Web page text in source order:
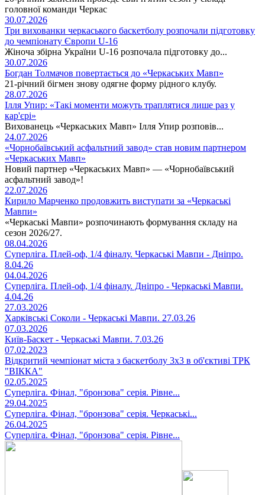
головної команди Черкас
30.07.2026
Три вихованки черкаського баскетболу розпочали підготовку
до чемпіонату Європи U-16
Жіноча збірна України U-16 розпочала підготовку до...
30.07.2026
Богдан Толмачов повертається до «Черкаських Мавп»
21-річний бігмен знову одягне форму рідного клубу.
28.07.2026
Ілля Упир: «Такі моменти можуть траплятися лише раз у
кар'єрі»
Вихованець «Черкаських Мавп» Ілля Упир розповів...
24.07.2026
«Чорнобаївський асфальтний завод» став новим партнером
«Черкаських Мавп»
Новий партнер «Черкаських Мавп» — «Чорнобаївський
асфальтний завод»!
22.07.2026
Кирило Марченко продовжить виступати за «Черкаські
Мавпи»
«Черкаські Мавпи» розпочинають формування складу на
сезон 2026/27.
08.04.2026
Суперліга. Плей-оф, 1/4 фіналу. Черкаські Мавпи - Дніпро.
8.04.26
04.04.2026
Суперліга. Плей-оф, 1/4 фіналу. Дніпро - Черкаські Мавпи.
4.04.26
27.03.2026
Харківські Соколи - Черкаські Мавпи. 27.03.26
07.03.2026
Київ-Баскет - Черкаські Мавпи. 7.03.26
07.02.2023
Відкритий чемпіонат міста з баскетболу 3х3 в об'єктиві ТРК
"ВІККА"
02.05.2025
Суперліга. Фінал, "бронзова" серія. Рівне...
29.04.2025
Суперліга. Фінал, "бронзова" серія. Черкаські...
26.04.2025
Суперліга. Фінал, "бронзова" серія. Рівне...